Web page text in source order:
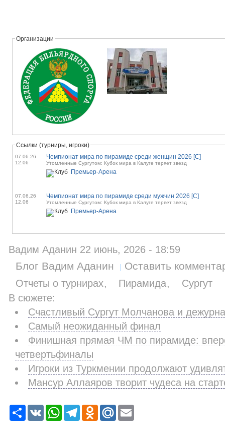
Организации
Ссылки (турниры, игроки)
07.06.26
12.06
Чемпионат мира по пирамиде среди женщин 2026 [С]
Утомленные Сургутом: Кубок мира в Калуге теряет звезд
Премьер-Арена
07.06.26
12.06
Чемпионат мира по пирамиде среди мужчин 2026 [С]
Утомленные Сургутом: Кубок мира в Калуге теряет звезд
Премьер-Арена
Вадим Аданин 22 июнь, 2026 - 18:59
Блог Вадим Аданин Оставить
Отчеты о турнирах Пирамида
Сургут
В сюжете:
Счастливый Сургут Молчанова и
Самый неожиданный финал
Финишная прямая ЧМ по пирамиде:
четвертьфиналы
Игроки из Туркмении продолжают
Мансур Аллаяров творит чудеса на
Р
V
K
W
T
O
M
E